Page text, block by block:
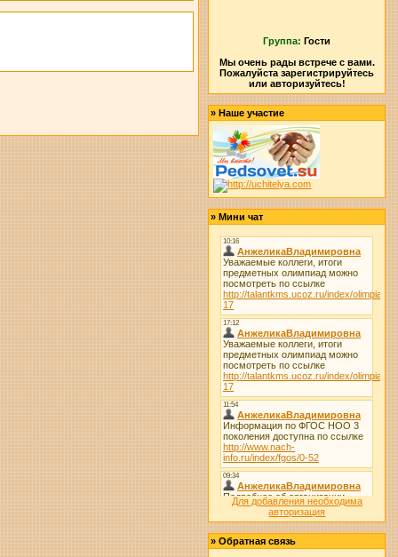
Группа: Гости
Мы очень рады встрече с вами.
Пожалуйста зарегистрируйтесь
или авторизуйтесь!
»Наше участие
»Мини чат
Для добавления необходима
авторизация
»Обратная связь